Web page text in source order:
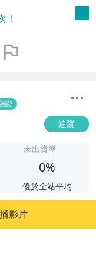
！
證
追蹤
未出貨率
0%
優於全站平均
影片